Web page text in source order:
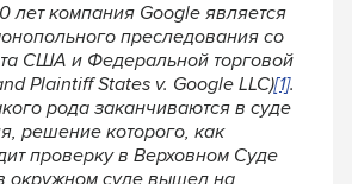
лет компания Google является
преследования со
США и Федеральной торговой
Plaintiff States v. Google LLC)[1].
рода заканчиваются в суде
решение которого, как
проверку в Верховном Суде